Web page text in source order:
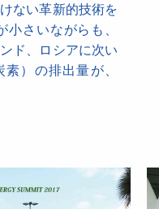
ない革新的技術を
小さいながらも、
ド、ロシアに次い
）の排出量が、